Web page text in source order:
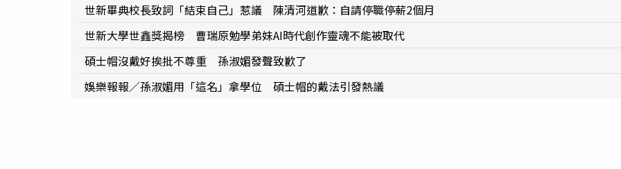
世新畢典校長致詞「結束自己」惹議 陳清河道歉：自請停職停薪2個月
世新大學世鑫獎揭榜 曹瑞原勉學弟妹AI時代創作靈魂不能被取代
碩士帽沒戴好挨批不尊重 孫淑媚發聲致歉了
娛樂報報／孫淑媚用「這名」拿學位 碩士帽的戴法引發熱議